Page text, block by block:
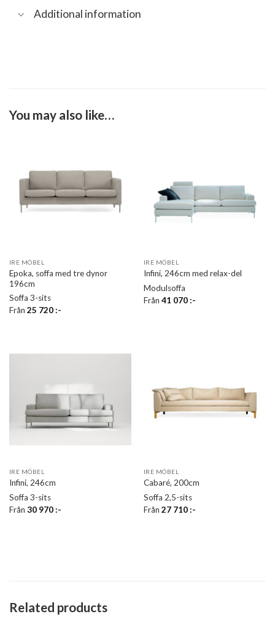
Additional information
You may also like…
IRE MÖBEL
Epoka, soffa med tre dynor
196cm
Soffa 3-sits
Från 25 720:-
IRE MÖBEL
Infini, 246cm med relax-del
Modulsoffa
Från 41 070:-
IRE MÖBEL
Infini, 246cm
Soffa 3-sits
Från 30 970:-
IRE MÖBEL
Cabaré, 200cm
Soffa 2,5-sits
Från 27 710:-
Related products